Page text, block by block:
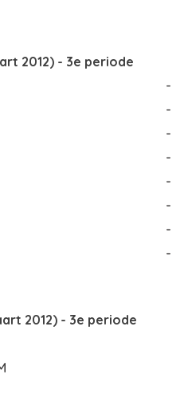
2012) - 3e periode
-
-
-
-
-
-
-
-
2012) - 3e periode